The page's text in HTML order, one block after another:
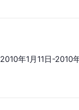
2010年1月11日-2010